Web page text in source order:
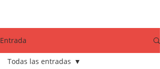
Entrada
Todas las entradas